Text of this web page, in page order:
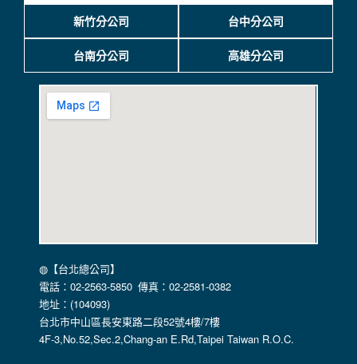
將此項記錄和您對應。請您注意，在本網站網刊登廣告之廠
商，或與連結本網站，也可能蒐集您個人的資料。對於您主動
提供的個人資訊，這些廣告廠商、或連結網站有其個別的私權
保護政策，其資料處理措施不適用本網站隱私權保護政策，本
公司不負任何連帶責任。
本網站將在事前或註冊登錄取得您的同意後，傳送商業性資料
或電子郵件給您。本公司除了在該資料或電子郵件上註明是由
本公司發送，也會在該資料或電子郵件上提供您能隨時停止接
違反本公司旗下網站的會員條款或產品、服務的特定使用指
南。
2.為了保護使用者個人隱私，我們無法為您查詢其他使用者的
帳號資料。若您有相關法律上問題需查閱他人資料時，請務必
向警政單位提出告訴，我們將全力配合警政單位調查並提供所
有相關資料，以協助調查及破案！
新竹分公司 台中分公司
台南分公司 高雄分公司
◍【台北總公司】
電話：02-2563-5850 傳真：02-2581-0382
地址：(104093)
台北市中山區長安東路二段52號4樓/7樓
4F-3,No.52,Sec.2,Chang-an E.Rd,Taipei Taiwan R.O.C.